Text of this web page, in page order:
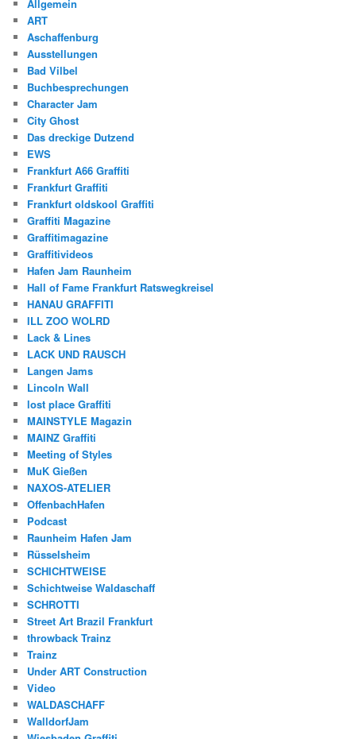
Allgemein
ART
Aschaffenburg
Ausstellungen
Bad Vilbel
Buchbesprechungen
Character Jam
City Ghost
Das dreckige Dutzend
EWS
Frankfurt A66 Graffiti
Frankfurt Graffiti
Frankfurt oldskool Graffiti
Graffiti Magazine
Graffitimagazine
Graffitivideos
Hafen Jam Raunheim
Hall of Fame Frankfurt Ratswegkreisel
HANAU GRAFFITI
ILL ZOO WOLRD
Lack & Lines
LACK UND RAUSCH
Langen Jams
Lincoln Wall
lost place Graffiti
MAINSTYLE Magazin
MAINZ Graffiti
Meeting of Styles
MuK Gießen
NAXOS-ATELIER
OffenbachHafen
Podcast
Raunheim Hafen Jam
Rüsselsheim
SCHICHTWEISE
Schichtweise Waldaschaff
SCHROTTI
Street Art Brazil Frankfurt
throwback Trainz
Trainz
Under ART Construction
Video
WALDASCHAFF
WalldorfJam